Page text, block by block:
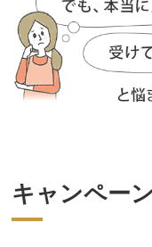
キャンペーン